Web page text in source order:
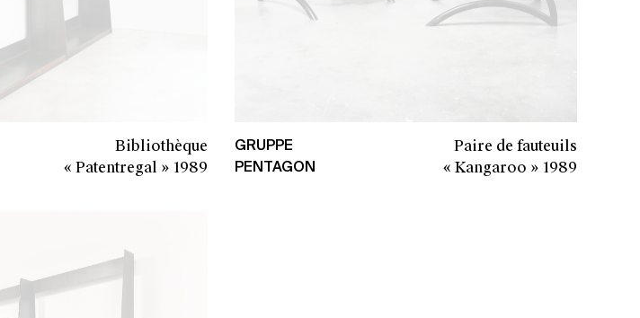
Bibliothèque
« Patentregal » 1989
GRUPPE
PENTAGON
Paire de fauteuils
« Kangaroo » 1989